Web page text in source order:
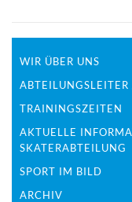
WIR ÜBER UNS
ABTEILUNGSLEITER
TRAININGSZEITEN
AKTUELLE
SKATERABTEILUNG
SPORT IM BILD
ARCHIV